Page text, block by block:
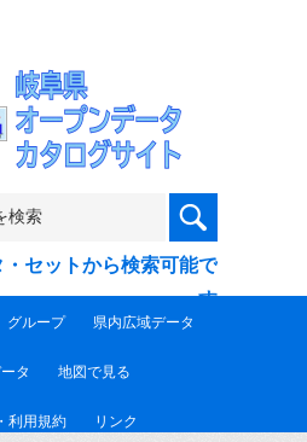
セットから検索可能で
す
グループ 県内広域データ
タ 地図で見る
利用規約 リンク